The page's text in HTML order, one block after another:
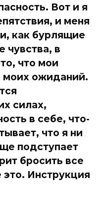
Вот и я
и меня
как бурлящие
чувства, в
что мои
моих ожиданий.
силах,
в себе, что-
что я ни
подступает
бросить все
это. Инструкция